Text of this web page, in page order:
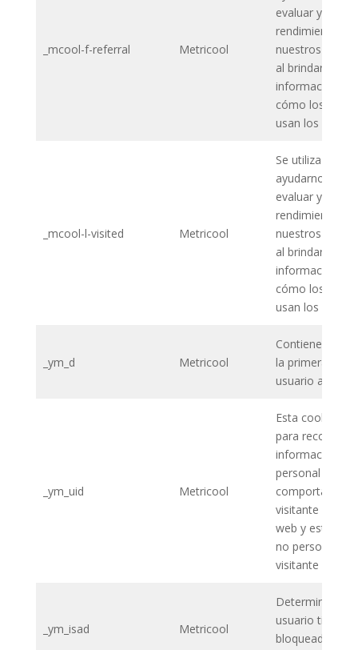
_mcool-f-referral Metricool
evaluar y
rendimiento de
nuestros sitios
al brindarnos
información
cómo los
usan los sitios
_mcool-l-visited Metricool
Se utiliza para
ayudarnos a
evaluar y
rendimiento de
nuestros sitios
al brindarnos
información
cómo los
usan los sitios
_ym_d Metricool
Contiene la
la primera
usuario a la
_ym_uid Metricool
Esta cookie se
para recoger
información no
personal del
visitante en un
web y
no personales
visitante
_ym_isad Metricool
Determina si el
usuario tiene
bloqueadores